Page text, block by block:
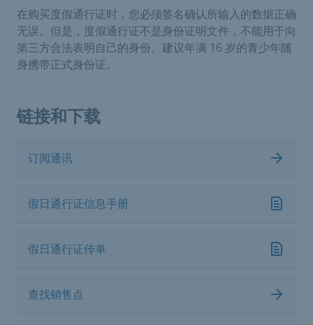
在购买度假通行证时，您必须签名确认所输入的数据正确
无误。但是，度假通行证不是身份证明文件，不能用于向
第三方合法表明自己的身份。建议年满 16 岁的青少年随
身携带正式身份证。
链接和下载
订阅通讯
假日通行证信息手册
假日通行证传单
查找销售点